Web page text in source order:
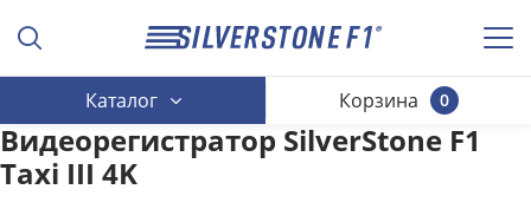
Каталог 0
Корзина
Видеорегистратор SilverStone F1
Taxi III 4K